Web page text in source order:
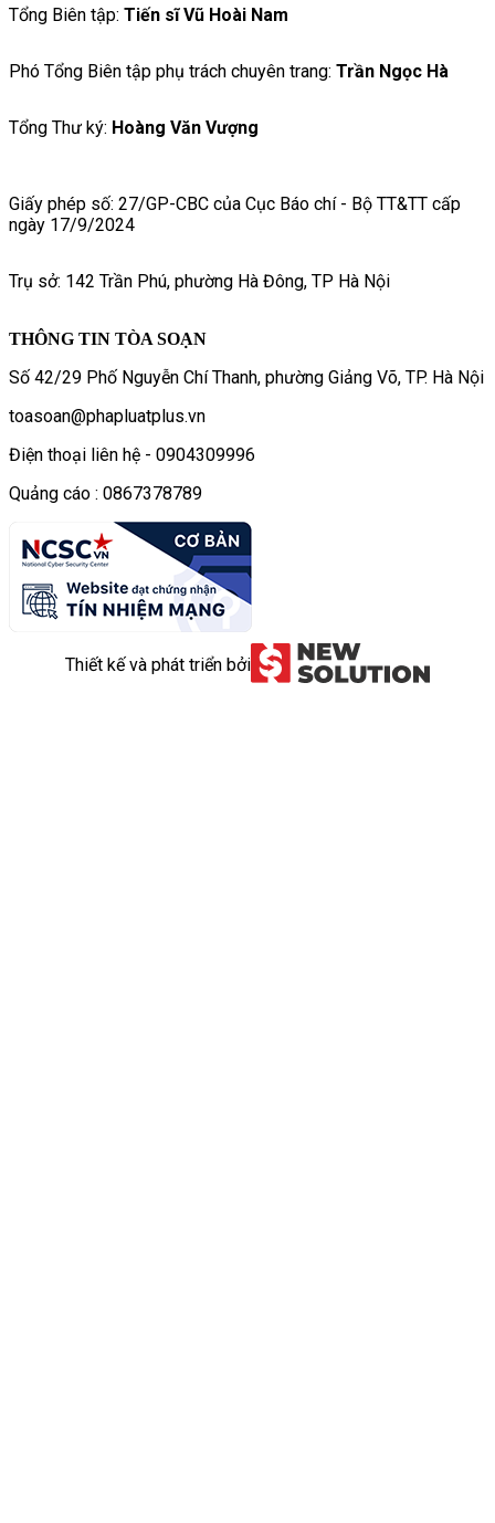
Tổng Biên tập: Tiến sĩ Vũ Hoài Nam
Phó Tổng Biên tập phụ trách chuyên trang: Trần Ngọc Hà
Tổng Thư ký: Hoàng Văn Vượng
Giấy phép số: 27/GP-CBC của Cục Báo chí - Bộ TT&TT cấp
ngày 17/9/2024
Trụ sở: 142 Trần Phú, phường Hà Đông, TP Hà Nội
THÔNG TIN TÒA SOẠN
Số 42/29 Phố Nguyễn Chí Thanh, phường Giảng Võ, TP. Hà Nội
toasoan@phapluatplus.vn
Điện thoại liên hệ - 0904309996
Quảng cáo : 0867378789
Thiết kế và phát triển bởi